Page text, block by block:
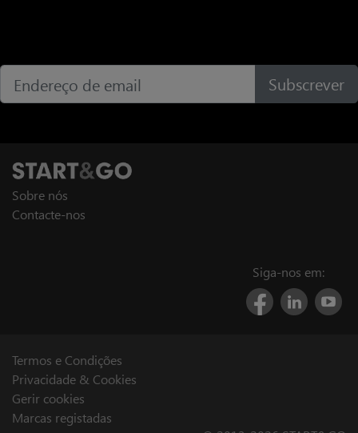
Subscrever
Sobre nós
Contacte-nos
Siga-nos em:
Termos e Condições
Privacidade & Cookies
Gerir cookies
Marcas registadas